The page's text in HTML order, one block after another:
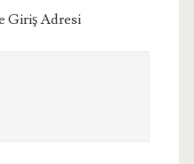
Giriş Adresi